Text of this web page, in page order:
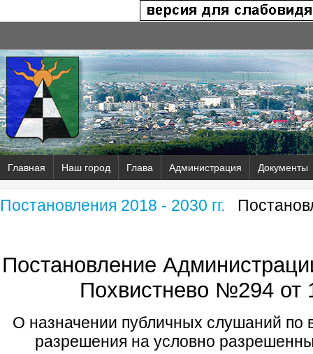
Главная Наш город Глава Администрация Документы
Постановления 2018 - 2030 гг.
Постановление
Похвистнево №294 от
О назначении публичных слушаний по
разрешения на условно